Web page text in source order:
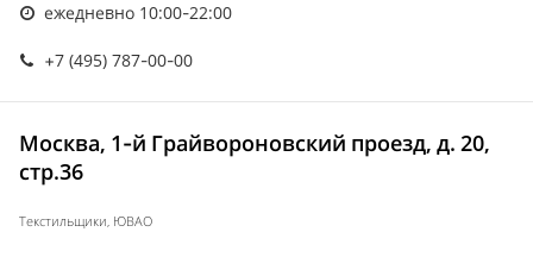
ежедневно 10:00-22:00
+7 (495) 787-00-00
Москва, 1-й Грайвороновский проезд, д. 20,
стр.36
Текстильщики, ЮВАО